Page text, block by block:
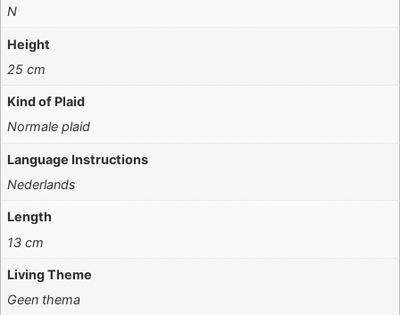
N
Height
25 cm
Kind of Plaid
Normale plaid
Language Instructions
Nederlands
Length
13 cm
Living Theme
Geen thema